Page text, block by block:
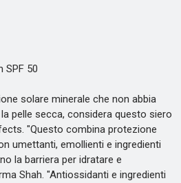
50
solare minerale che non abbia
pelle secca, considera questo siero
"Questo combina protezione
umettanti, emollienti e ingredienti
la barriera per idratare e
Shah. "Antiossidanti e ingredienti